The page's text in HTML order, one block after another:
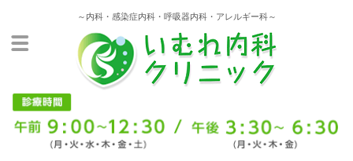
～内科・感染症内科・呼吸器内科・アレルギー科～